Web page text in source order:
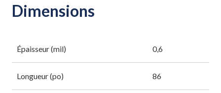
Dimensions
Épaisseur (mil) 0,6
Longueur (po) 86